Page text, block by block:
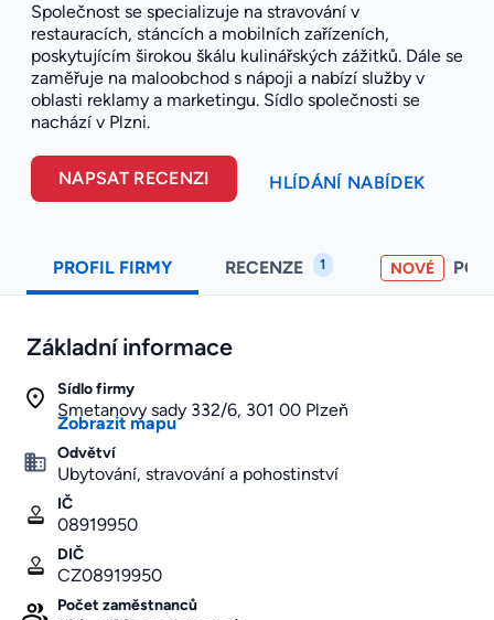
Společnost se specializuje na stravování v
restauracích, stáncích a mobilních zařízeních,
poskytujícím širokou škálu kulinářských zážitků. Dále se
zaměřuje na maloobchod s nápoji a nabízí služby v
oblasti reklamy a marketingu. Sídlo společnosti se
nachází v Plzni.
NAPSAT RECENZI HLÍDÁNÍ NABÍDEK
PROFIL FIRMY RECENZE 1 NOVÉ
Základní informace
Sídlo firmy
Smetanovy sady 332/6, 301 00 Plzeň
Zobrazit mapu
Odvětví
Ubytování, stravování a pohostinství
IČ
08919950
DIČ
CZ08919950
Počet zaměstnanců